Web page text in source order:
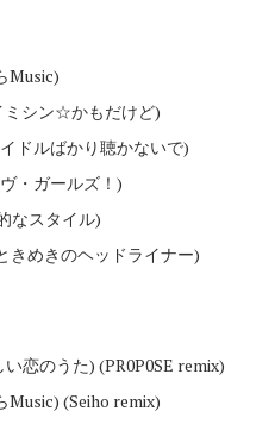
Music)
ミシン☆かもだけど)
ドルばかり聴かないで)
・ガールズ！)
なスタイル)
きめきのヘッドライナー)
恋のうた) (PR0P0SE remix)
Music) (Seiho remix)